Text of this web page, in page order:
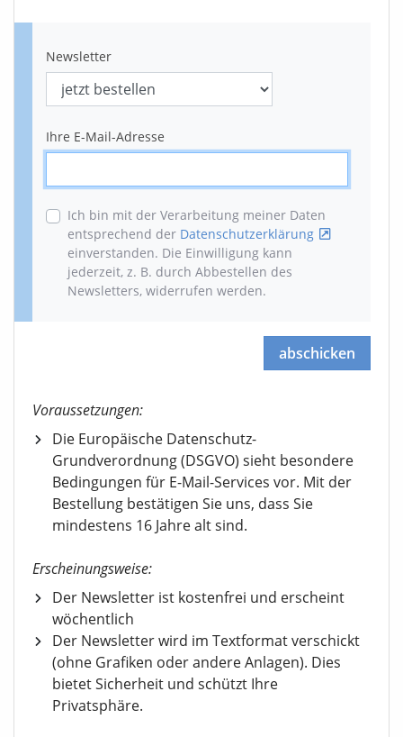
Newsletter
Ihre E-Mail-Adresse
Ich bin mit der Verarbeitung meiner Daten
entsprechend der Datenschutzerklärung
einverstanden. Die Einwilligung kann
jederzeit, z. B. durch Abbestellen des
Newsletters, widerrufen werden.
abschicken
Voraussetzungen:
Die Europäische Datenschutz-
Grundverordnung (DSGVO) sieht besondere
Bedingungen für E-Mail-Services vor. Mit der
Bestellung bestätigen Sie uns, dass Sie
mindestens 16 Jahre alt sind.
Erscheinungsweise:
Der Newsletter ist kostenfrei und erscheint
wöchentlich
Der Newsletter wird im Textformat verschickt
(ohne Grafiken oder andere Anlagen). Dies
bietet Sicherheit und schützt Ihre
Privatsphäre.